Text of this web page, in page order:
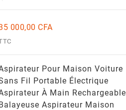
000,00 CFA
Pour Maison Voiture
Fil Portable Électrique
À Main Rechargeable
Aspirateur Maison